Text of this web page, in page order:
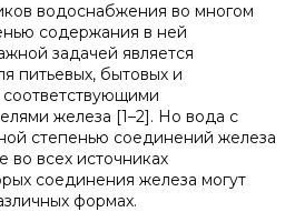
водоснабжения во многом
содержания в ней
задачей является
питьевых, бытовых и
железа [1–2]. Но вода с
степенью соединений железа
во всех источниках
соединения железа могут
формах.